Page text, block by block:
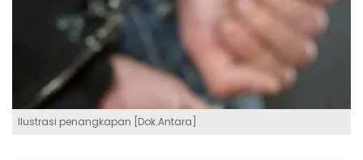
Ilustrasi penangkapan [Dok.Antara]